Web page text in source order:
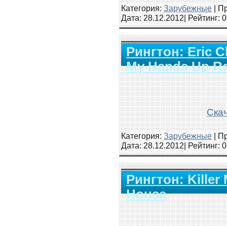
Категория: Зарубежные |
Дата: 28.12.2012| Рейтинг:
Рингтон: Eric
My Hands Up
Категория: Зарубежные |
Дата: 28.12.2012| Рейтинг:
Рингтон: Killer
House